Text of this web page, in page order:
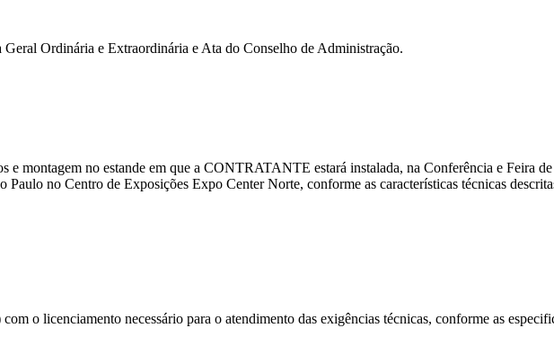
Ordinária e Extraordinária e Ata do Conselho de Administração.
e montagem no estande em que a CONTRATANTE estará instalada, na Conferência e Feira
no Centro de Exposições Expo Center Norte, conforme as características técnicas
o licenciamento necessário para o atendimento das exigências técnicas, conforme as